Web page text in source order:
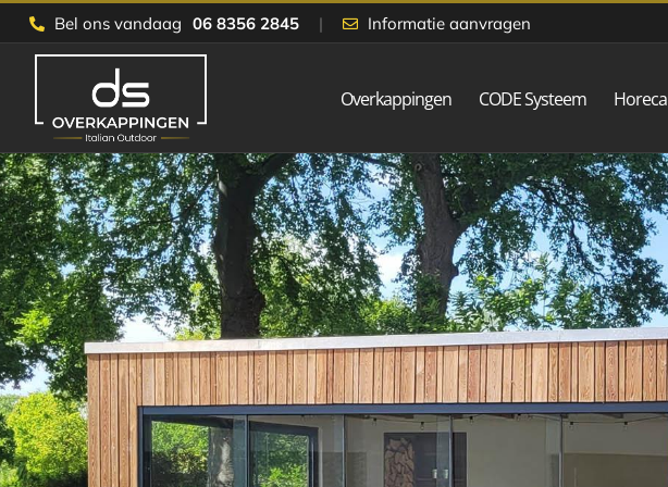
Skip
to
Bel ons vandaag 06 8356 2845 | Informatie aanvragen
Overkappingen CODE Systeem Horeca